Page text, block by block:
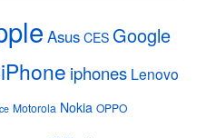
Asus CES Google
iPhone iphones Lenovo
Motorola Nokia OPPO